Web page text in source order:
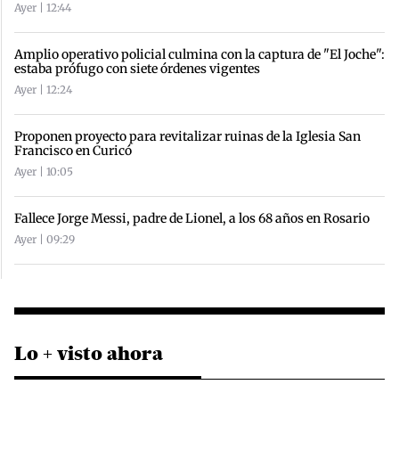
Ayer | 12:44
Amplio operativo policial culmina con la captura de "El Joche":
estaba prófugo con siete órdenes vigentes
Ayer | 12:24
Proponen proyecto para revitalizar ruinas de la Iglesia San
Francisco en Curicó
Ayer | 10:05
Fallece Jorge Messi, padre de Lionel, a los 68 años en Rosario
Ayer | 09:29
Lo + visto ahora